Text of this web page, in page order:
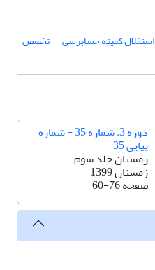
استقلال کمیته حسابرسی تخصص
دوره 3، شماره 35 - شماره
پیاپی 35
زمستان جلد سوم
زمستان 1399
صفحه60-76